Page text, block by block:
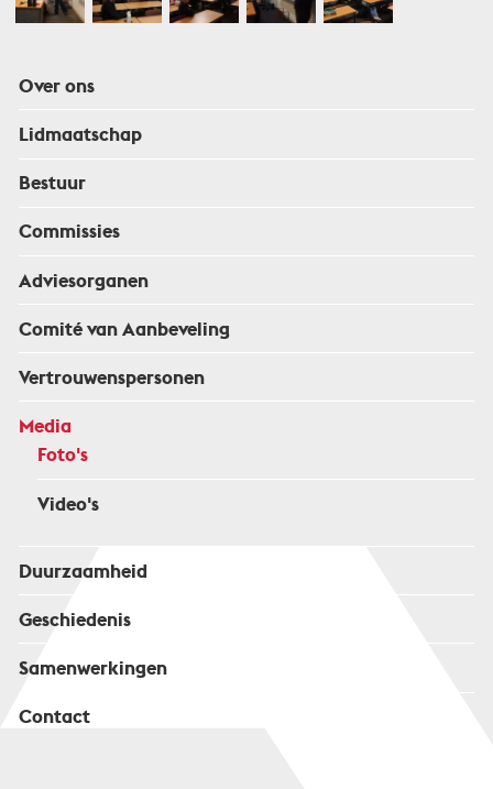
Over ons
Lidmaatschap
Bestuur
Commissies
Adviesorganen
Comité van Aanbeveling
Vertrouwenspersonen
Media
Foto's
Video's
Duurzaamheid
Geschiedenis
Samenwerkingen
Contact